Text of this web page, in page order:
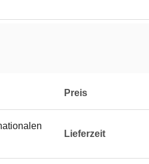
Preis
Lieferzeit